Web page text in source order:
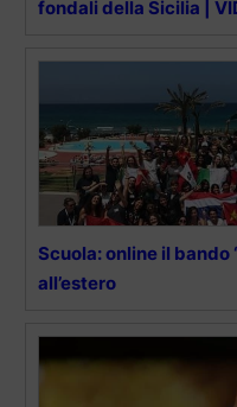
fondali della Sicilia |
Scuola: online il
all’estero